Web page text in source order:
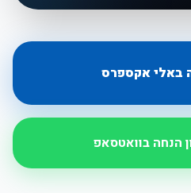
באלי אקספרס
הנחה בוואטסאפ